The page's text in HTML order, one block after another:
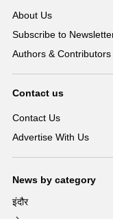
About Us
Subscribe to
Authors & Contributors
Contact us
Contact Us
Advertise With Us
News by category
इंदौर